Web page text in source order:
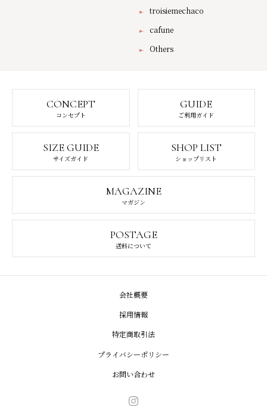
troisiemechaco
cafune
Others
CONCEPT
コンセプト
GUIDE
ご利用ガイド
SIZE GUIDE
サイズガイド
SHOP LIST
ショップリスト
MAGAZINE
マガジン
POSTAGE
送料について
会社概要
採用情報
特定商取引法
プライバシーポリシー
お問い合わせ